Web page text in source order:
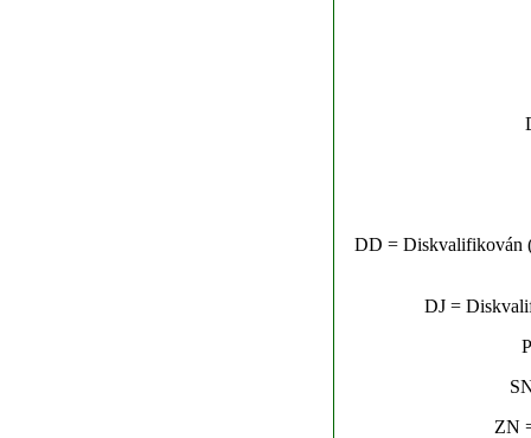
DD = Diskvalifikován
DJ =
ZN